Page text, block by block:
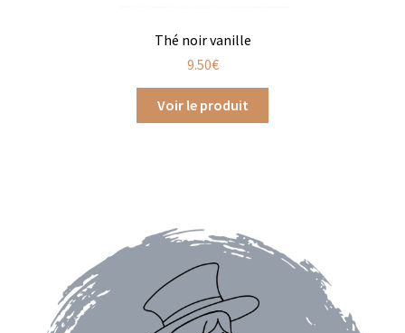
Crayons d’assaisonnement à tailler
Baies
Thé noir vanille
9.50€
Voir le produit